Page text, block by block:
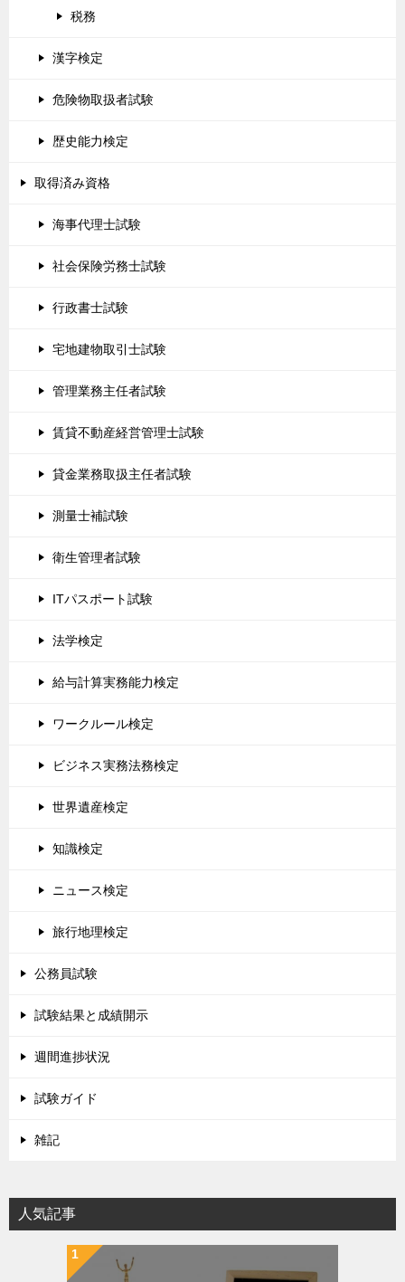
税務
漢字検定
危険物取扱者試験
歴史能力検定
取得済み資格
海事代理士試験
社会保険労務士試験
行政書士試験
宅地建物取引士試験
管理業務主任者試験
賃貸不動産経営管理士試験
貸金業務取扱主任者試験
測量士補試験
衛生管理者試験
ITパスポート試験
法学検定
給与計算実務能力検定
ワークルール検定
ビジネス実務法務検定
世界遺産検定
知識検定
ニュース検定
旅行地理検定
公務員試験
試験結果と成績開示
週間進捗状況
試験ガイド
雑記
人気記事